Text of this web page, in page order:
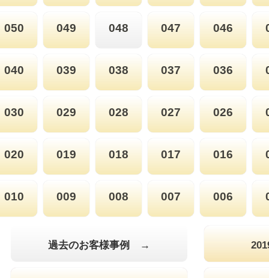
046
047
048
049
050
036
037
038
039
040
026
027
028
029
030
016
017
018
019
020
006
007
008
009
010
過去のお客様事例 →